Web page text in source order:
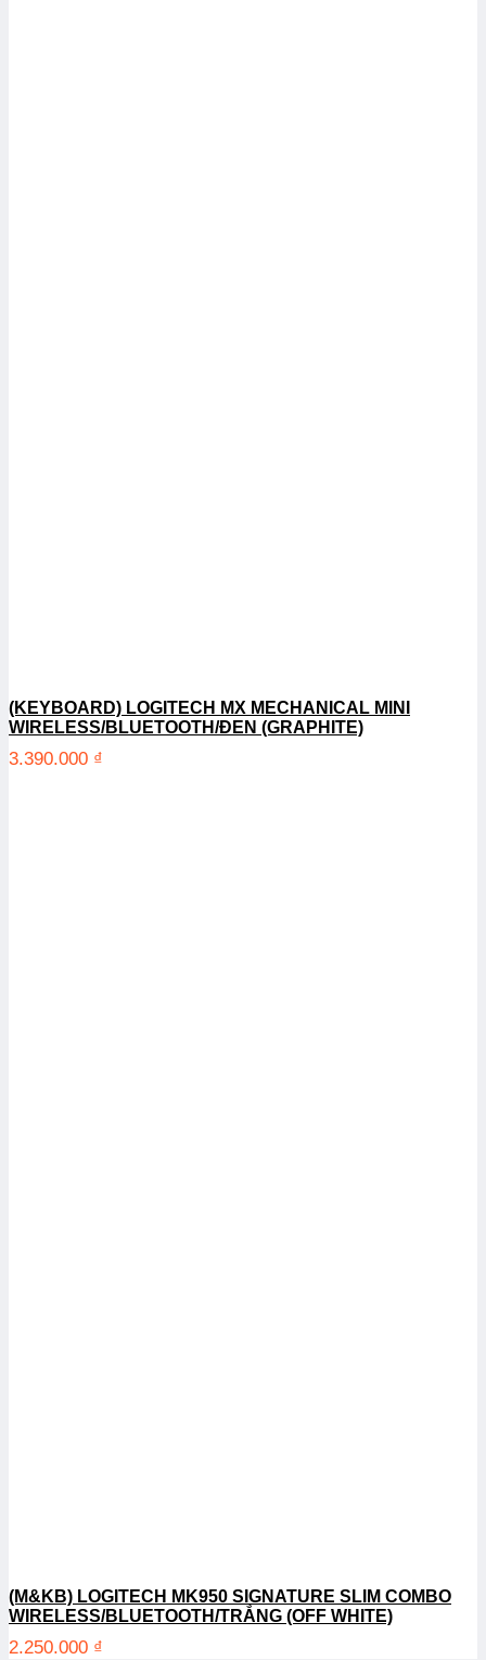
(KEYBOARD) LOGITECH MX MECHANICAL MINI
WIRELESS/BLUETOOTH/ĐEN (GRAPHITE)
3.390.000 ₫
(M&KB) LOGITECH MK950 SIGNATURE SLIM COMBO
WIRELESS/BLUETOOTH/TRẮNG (OFF WHITE)
2.250.000 ₫